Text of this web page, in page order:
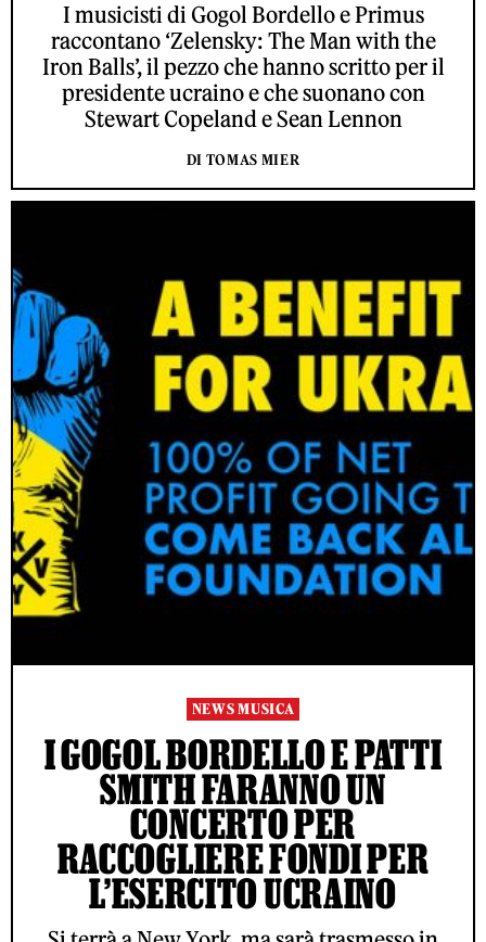
I musicisti di Gogol Bordello e Primus
raccontano ‘Zelensky: The Man with the
Iron Balls’, il pezzo che hanno scritto per il
presidente ucraino e che suonano con
Stewart Copeland e Sean Lennon
DI TOMAS MIER
NEWS MUSICA
I GOGOL BORDELLO E PATTI
SMITH FARANNO UN
CONCERTO PER
RACCOGLIERE FONDI PER
L’ESERCITO UCRAINO